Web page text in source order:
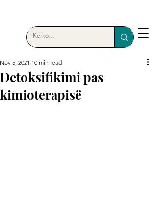
Detoksifikimi pas
kimioterapisë
Nov 5, 2021 10 min read